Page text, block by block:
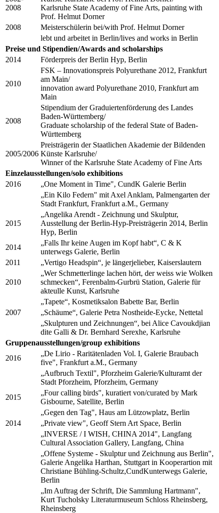
2008
Karlsruhe State Academy of Fine Arts, painting with
Prof. Helmut Dorner
2008
Meisterschülerin bei/with Prof. Helmut Dorner
lebt und arbeitet in Berlin/lives and works in Berlin
Preise und Stipendien/Awards and scholarships
2014
Förderpreis der Berlin Hyp, Berlin
2010
FSK – Innovationspreis Polyurethane 2012, Frankfurt
am Main/
innovation award Polyurethane 2010, Frankfurt am
Main
2008
Stipendium der Graduiertenförderung des Landes
Baden-Württemberg/
Graduate scholarship of the federal State of Baden-
Württemberg
2005/2006
Preisträgerin der Staatlichen Akademie der Bildenden
Künste Karlsruhe/
Winner of the Karlsruhe State Academy of Fine Arts
Einzelausstellungen/solo exhibitions
2016
„One Moment in Time", CundK Galerie Berlin
„Ein Kilo Federn" mit Axel Anklam, Palmengarten der
Stadt Frankfurt, Frankfurt a.M., Germany
2015
„Angelika Arendt - Zeichnung und Skulptur,
Ausstellung der Berlin-Hyp-Preisträgerin 2014, Berlin
Hyp, Berlin
2014
„Falls Ihr keine Augen im Kopf habt“, C & K
unterwegs Galerie, Berlin
2011
„Vertigo Headspin“, je längerjelieber, Kaiserslautern
2010
„Wer Schmetterlinge lachen hört, der weiss wie Wolken
schmecken“, Ferenbalm-Gurbrü Station, Galerie für
akteulle Kunst, Karlsruhe
„Tapete“, Kosmetiksalon Babette Bar, Berlin
2007
„Schäume“, Galerie Petra Nostheide-Eycke, Nettetal
„Skulpturen und Zeichnungen“, bei Alice Cavoukdjian
dite Galli & Dr. Bernhard Serexhe, Karlsruhe
Gruppenausstellungen/group exhibitions
2016
„De Lirio - Raritätenladen Vol. I, Galerie Braubach
five", Frankfurt a.M., Germany
„Aufbruch Textil", Pforzheim Galerie/Kulturamt der
Stadt Pforzheim, Pforzheim, Germany
2015
„Four calling birds", kuratiert von/curated by Mark
Gisbourne, Satellite, Berlin
„Gegen den Tag", Haus am Lützowplatz, Berlin
2014
„Private view", Geoff Stern Art Space, Berlin
„INVERSE / I WISH, CHINA 2014", Langfang
Cultural Association Gallery, Langfang, China
„Offene Systeme - Skulptur und Zeichnung aus Berlin",
Galerie Angelika Harthan, Stuttgart in Kooperartion mit
Christiane Bühling-Schultz,CundKunterwegs Galerie,
Berlin
„Im Auftrag der Schrift, Die Sammlung Hartmann",
Kurt Tucholsky Literaturmuseum Schloss Rheinsberg,
Rheinsberg